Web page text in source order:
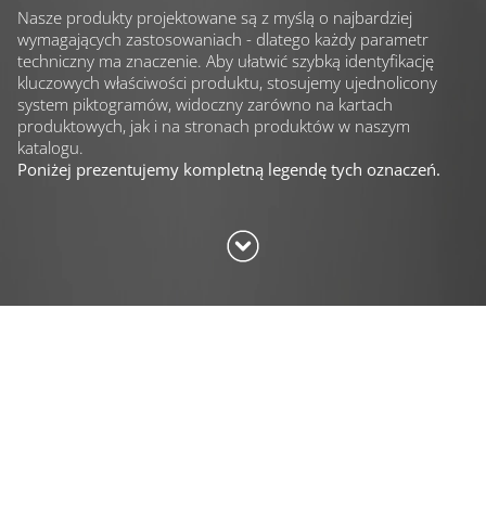
Nasze produkty projektowane są z myślą o najbardziej
wymagających zastosowaniach - dlatego każdy parametr
techniczny ma znaczenie. Aby ułatwić szybką identyfikację
kluczowych właściwości produktu, stosujemy ujednolicony
system piktogramów, widoczny zarówno na kartach
produktowych, jak i na stronach produktów w naszym
katalogu.
Poniżej prezentujemy kompletną legendę tych oznaczeń.